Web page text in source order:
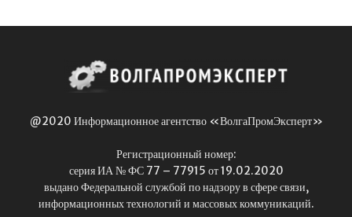
@2020 Информационное агентство «ВолгаПромЭксперт»
Регистрационный номер:
серия ИА № ФС 77 – 77915 от 19.02.2020
выдано Федеральной службой по надзору в сфере связи,
информационных технологий и массовых коммуникаций.